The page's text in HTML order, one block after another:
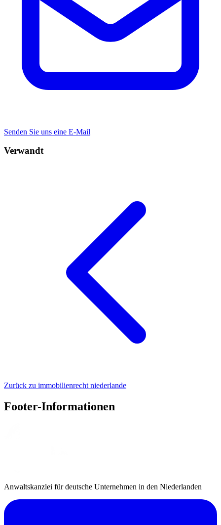
Senden Sie uns eine E-Mail
Verwandt
Zurück zu immobilienrecht niederlande
Footer-Informationen
Anwaltskanzlei für deutsche Unternehmen in den Niederlanden